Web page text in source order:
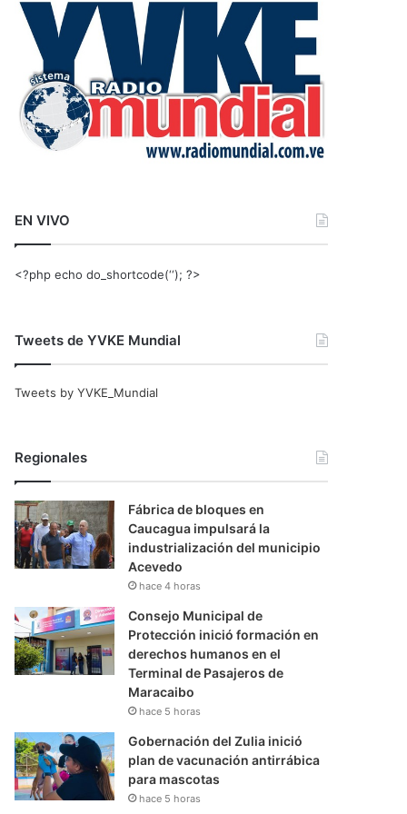
r
EN VIVO
<?php echo do_shortcode(‘‘); ?>
Tweets de YVKE Mundial
Tweets by YVKE_Mundial
Regionales
Fábrica de bloques en
Caucagua impulsará la
industrialización del municipio
Acevedo
hace 4 horas
Consejo Municipal de
Protección inició formación en
derechos humanos en el
Terminal de Pasajeros de
Maracaibo
hace 5 horas
Gobernación del Zulia inició
plan de vacunación antirrábica
para mascotas
hace 5 horas